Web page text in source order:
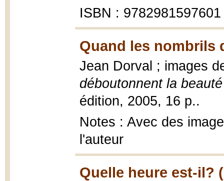
ISBN : 9782981597601
Quand les nombrils
Jean Dorval ; images
déboutonnent la
édition, 2005, 16 p..
Notes : Avec des
l'auteur
Quelle heure est-il?